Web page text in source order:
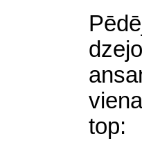
top: